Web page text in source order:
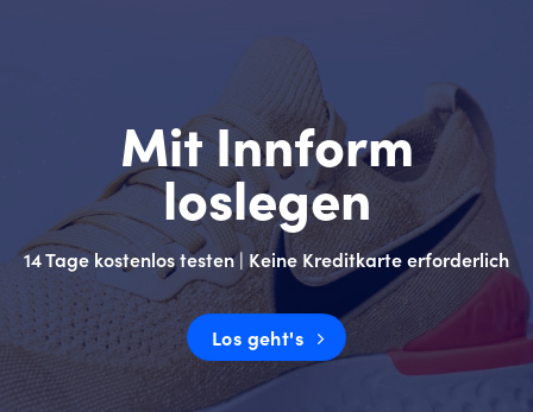
Mit Innform
loslegen
14 Tage kostenlos testen | Keine Kreditkarte erforderlich
Los geht's